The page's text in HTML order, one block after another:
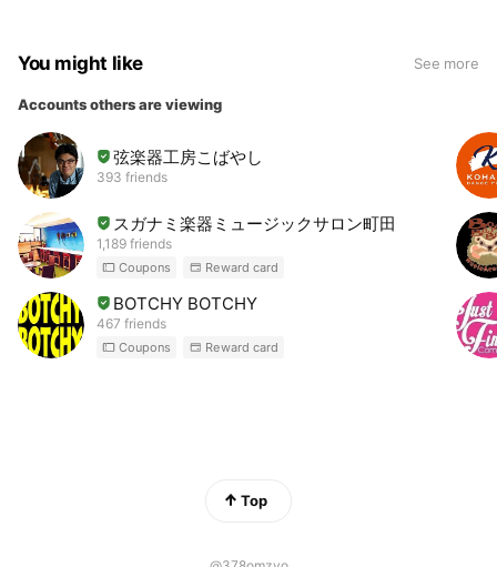
You might like See more
Accounts others are viewing
弦楽器工房こばやし
393 friends
スガナミ楽器ミュージックサロン町田
1,189 friends
Coupons Reward card
BOTCHY BOTCHY
467 friends
Coupons Reward card
Top